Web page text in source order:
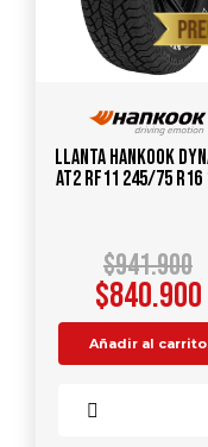
Llanta HANKOOK
AT2 RF11 245/75 R16
$941.900
$840.900
Añadir al carrito